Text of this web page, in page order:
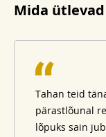
Mida
Tahan teid
pärastlõunal
lõpuks sain